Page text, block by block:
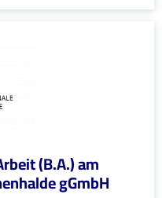
(B.A.) am
gGmbH